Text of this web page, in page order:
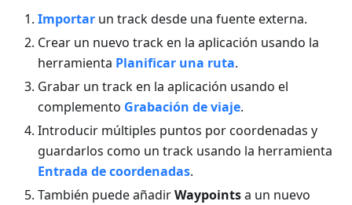
Importar un track desde una fuente externa.
Crear un nuevo track en la aplicación usando la
herramienta Planificar una ruta.
Grabar un track en la aplicación usando el
complemento Grabación de viaje.
Introducir múltiples puntos por coordenadas y
guardarlos como un track usando la herramienta
Entrada de coordenadas.
También puede añadirWaypointsa un nuevo